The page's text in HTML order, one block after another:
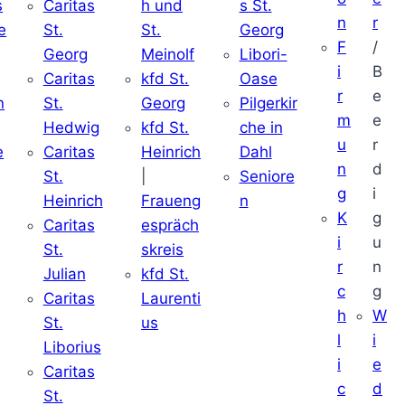
Caritas
St.
Georg
Caritas
St.
Hedwig
Caritas
St.
Heinrich
Caritas
St.
Julian
Caritas
St.
Liborius
Caritas
St.
h und
St.
Meinolf
kfd St.
Georg
kfd St.
Heinrich
Fraueng
espräch
skreis
kfd St.
Laurenti
us
s St.
Georg
Libori-
Oase
Pilgerkir
che in
Dahl
Seniore
n
n
F
i
r
m
u
n
g
K
i
r
c
h
l
i
c
r
/
B
e
e
r
d
i
g
u
n
g
W
i
e
d